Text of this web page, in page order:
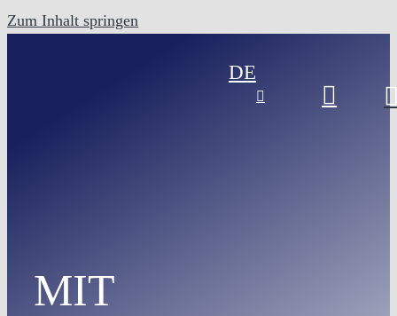
Zum Inhalt springen
DE
MIT